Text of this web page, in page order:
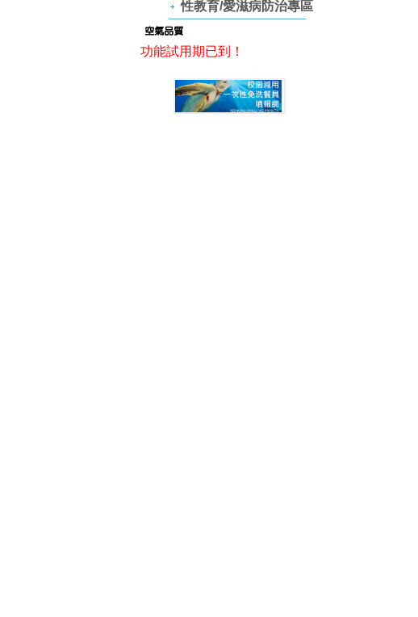
性教育/愛滋病防治專區
功能試用期已到！